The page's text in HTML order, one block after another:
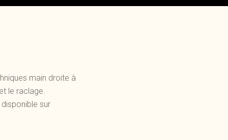
main droite à
le raclage.
sur